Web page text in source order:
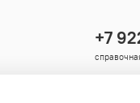
+7